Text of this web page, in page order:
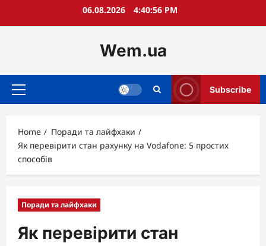
06.08.2026 4:40:58 PM
Wem.ua
Primary
Subscribe
Home
Поради та лайфхаки
Як перевірити стан рахунку на Vodafone: 5 простих
способів
Поради та лайфхаки
Як перевірити стан